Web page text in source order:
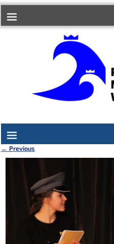
treści
Nawigacja
← Previous